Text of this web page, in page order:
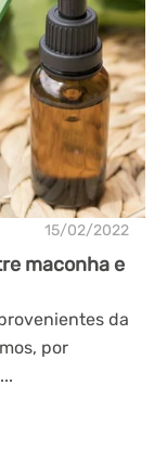
15/02/2022
maconha e
da
por